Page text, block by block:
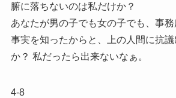
腑に落ちないのは私だけか？
あなたが男の子でも女の子でも、事
事実を知ったからと、上の人間に抗議
か？ 私だったら出来ないなぁ。
4-8